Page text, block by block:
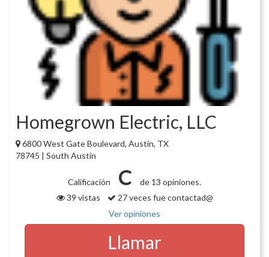
Homegrown Electric, LLC
6800 West Gate Boulevard, Austin, TX
78745 | South Austin
Calificación C
de 13 opiniones.
39 vistas
27 veces fue contactad@
Ver opiniones
Llamar